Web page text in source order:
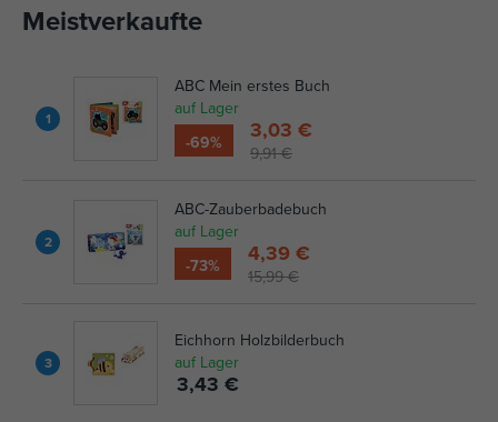
Meistverkaufte
1
ABC Mein erstes Buch
auf Lager
-69%
9,91 €
3,03 €
2
ABC-Zauberbadebuch
auf Lager
-73%
15,99 €
4,39 €
3
Eichhorn Holzbilderbuch
auf Lager
3,43 €